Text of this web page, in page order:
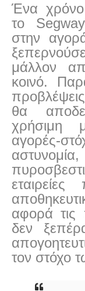
Ένα χρόνο
το
στην
μάλλον
κοινό.
θα
χρήσιμη
αγορές-
αφορά τις
δεν
τον στόχο